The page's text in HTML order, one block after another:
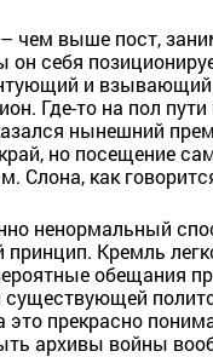
чем выше пост,
он себя
и взывающий
Где-то на пол
нынешний
но посещение
Слона, как
ненормальный
принцип. Кремль
обещания
существующей
это прекрасно
архивы войны